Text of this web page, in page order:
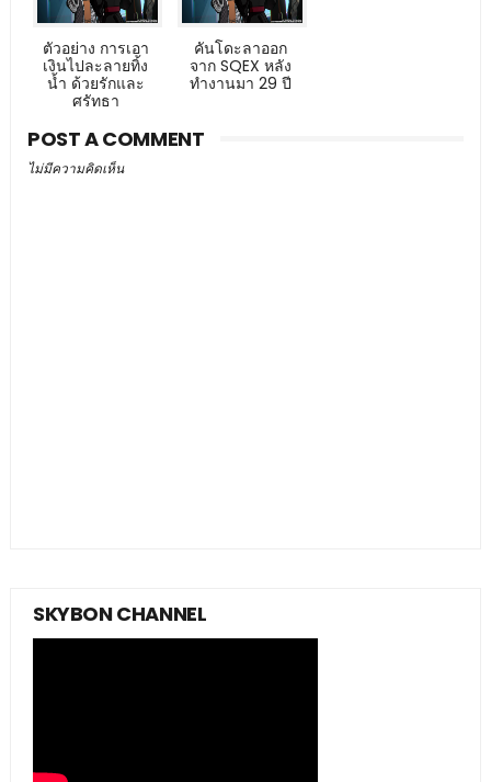
ตัวอย่าง การเอา
เงินไปละลายทิ้ง
น้ำ ด้วยรักและ
ศรัทธา
คันโดะลาออก
จาก SQEX หลัง
ทำงานมา 29 ปี
POST A COMMENT
ไม่มีความคิดเห็น
SKYBON CHANNEL